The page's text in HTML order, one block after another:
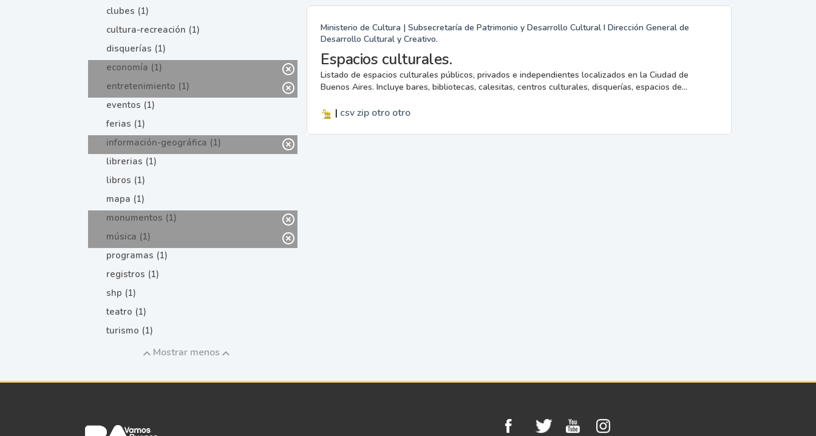
clubes (1)
cultura-recreación (1)
disquerías (1)
economía (1)
entretenimiento (1)
eventos (1)
ferias (1)
información-geográfica (1)
librerias (1)
libros (1)
mapa (1)
monumentos (1)
música (1)
programas (1)
registros (1)
shp (1)
teatro (1)
turismo (1)
Mostrar menos
Ministerio de Cultura | Subsecretaría de Patrimonio y Desarrollo Cultural I Dirección General de
Desarrollo Cultural y Creativo.
Espacios culturales.
Listado de espacios culturales públicos, privados e independientes localizados en la Ciudad de
Buenos Aires. Incluye bares, bibliotecas, calesitas, centros culturales, disquerías, espacios de...
| csvzip otro otro